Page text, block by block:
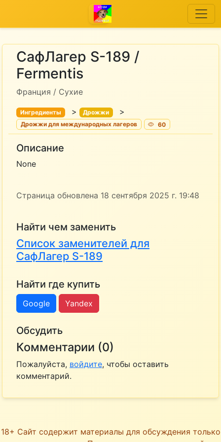
СафЛагер S-189 /
Fermentis
Франция / Сухие
Ингредиенты > Дрожжи >
Дрожжи для международных лагеров 60
Описание
None
Страница обновлена 18 сентября 2025 г. 19:48
Найти чем заменить
Список заменителей для
СафЛагер S-189
Найти где купить
Google Yandex
Обсудить
Комментарии (0)
Пожалуйста, войдите, чтобы оставить
комментарий.
18+ Сайт содержит материалы для обсуждения только